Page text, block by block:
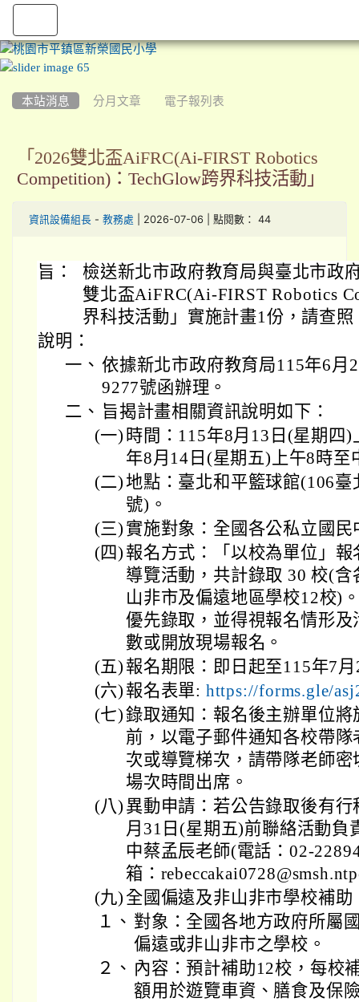
本站消息 分月文章 電子報列表
「2026雙北盃AiFRC(Ai-FIRST Robotics
Competition)：TechGlow跨界科技活動」
資訊設備組長 - 教務處 | 2026-07-06 | 點閱數： 44
旨：
檢送新北市政府教育局與臺北市政
雙北盃AiFRC(Ai-FIRST Robotics
界科技活動」實施計畫1份，請查照
說明：
一、 依據新北市政府教育局115年6月
9277號函辦理。
二、 旨揭計畫相關資訊說明如下：
(一) 時間：115年8月13日(星期四
年8月14日(星期五)上午8時至
(二)地點：臺北和平籃球館(106
號)。
(三) 實施對象：全國各公私立國民
(四) 報名方式：「以校為單位」
導覽活動，共計錄取 30 校(
山非市及偏遠地區學校12校)
優先錄取，並得視報名情形
數或開放現場報名。
(五) 報名期限：即日起至115年7
(六) 報名表單: https://forms.gle/
(七)錄取通知：報名後主辦單位
前，以電子郵件通知各校帶
次或導覽梯次，請帶隊老師
場次時間出席。
(八) 異動申請：若公告錄取後有
月31日(星期五)前聯絡活動負
中蔡孟辰老師(電話：02-
箱：
(九) 全國偏遠及非山非市學校補助
１、 對象：全國各地方政府所屬
偏遠或非山非市之學校。
２、 內容：預計補助12校，每校
額用於遊覽車資、膳食及保